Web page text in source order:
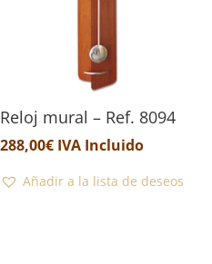
Reloj mural – Ref. 8094
288,00€ IVA Incluido
Añadir a la lista de deseos